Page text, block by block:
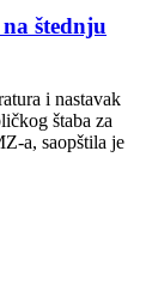
štednju
i nastavak
štaba za
a, saopštila je